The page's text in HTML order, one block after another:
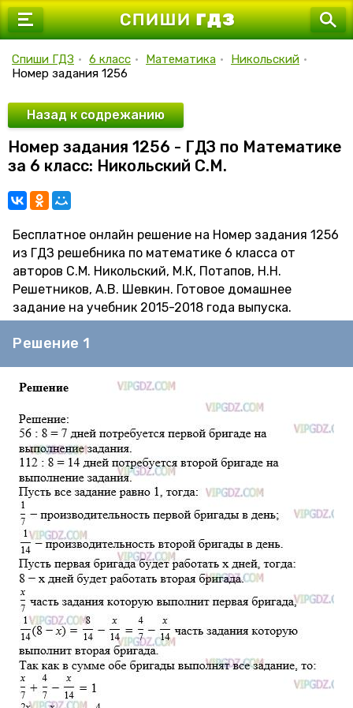
7 класс
9 класс
10 класс
11 класс
Спиши ГДЗ • 6 класс • Математика • Никольский •
Номер задания 1256
Назад к содрежанию
Номер задания 1256 - ГДЗ по Математике
за 6 класс: Никольский С.М.
Бесплатное онлайн решение на Номер задания 1256
из ГДЗ решебника по математике 6 класса от
авторов С.М. Никольский, М.К, Потапов, Н.Н.
Решетников, А.В. Шевкин. Готовое домашнее
задание на учебник 2015-2018 года выпуска.
Решение 1